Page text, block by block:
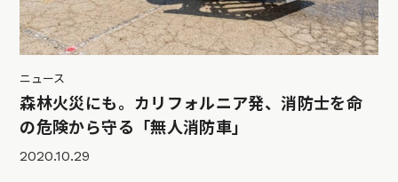
ニュース
森林火災にも。カリフォルニア発、消防士を命
の危険から守る「無人消防車」
2020.10.29